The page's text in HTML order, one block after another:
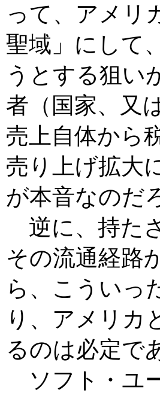
って、アメリ
聖域」にして
うとする狙い
者（国家、又
売上自体から
売り上げ拡大
が本音なのだ
逆に、持た
その流通経路
ら、こういっ
り、アメリカ
るのは必定で
ソフト・ユ